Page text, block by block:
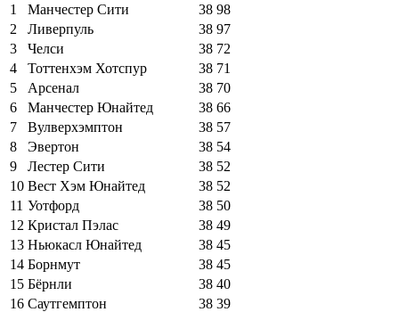
1
Манчестер Сити 38 98
2
Ливерпуль 38 97
3
Челси 38 72
4
Тоттенхэм Хотспур 38 71
5
Арсенал 38 70
6
Манчестер Юнайтед 38 66
7
Вулверхэмптон 38 57
8
Эвертон 38 54
9
Лестер Сити 38 52
10 Вест Хэм Юнайтед 38 52
11 Уотфорд 38 50
12 Кристал Пэлас 38 49
13 Ньюкасл Юнайтед 38 45
14 Борнмут 38 45
15 Бёрнли 38 40
16 Саутгемптон 38 39